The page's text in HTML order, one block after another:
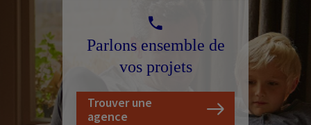
Application mobile
Nos conseils
Parlons ensemble de
vos projets
Trouver une
agence